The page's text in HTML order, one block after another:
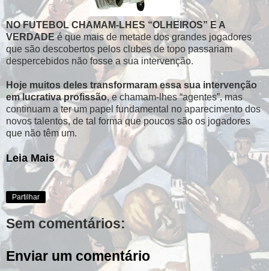
NO FUTEBOL CHAMAM-LHES “OLHEIROS” E A
VERDADEé que mais de metade dos grandes jogadores
que são descobertos pelos clubes de topo passariam
despercebidos não fosse a sua intervenção.
Hoje muitos deles transformaram essa sua intervenção
em lucrativa profissão, e chamam-lhes “agentes”, mas
continuam a ter um papel fundamental no aparecimento dos
novos talentos, de tal forma que poucos são os jogadores
que não têm um.
Leia Mais
Partilhar
Sem comentários:
Enviar um comentário